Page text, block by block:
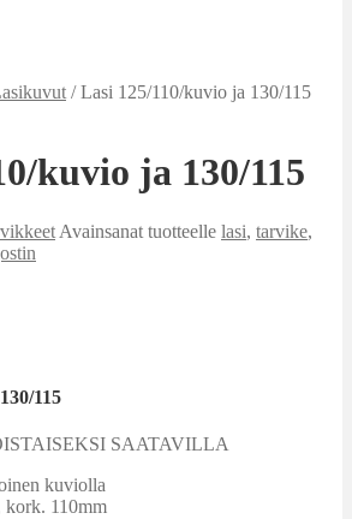
/Lasi 125/110/kuvio ja 130/115
kuvio ja 130/115
Avainsanat tuotteelle lasi, tarvike,
115
SAATAVILLA
kuviolla
110mm